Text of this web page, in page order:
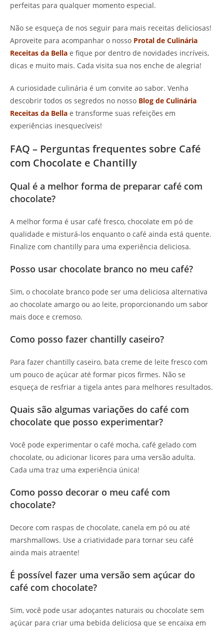
perfeitas para qualquer momento especial.
Não se esqueça de nos seguir para mais receitas deliciosas!
Aproveite para acompanhar o nosso Protal de Culinária
Receitas da Bella e fique por dentro de novidades incríveis,
dicas e muito mais. Cada visita sua nos enche de alegria!
A curiosidade culinária é um convite ao sabor. Venha
descobrir todos os segredos no nosso Blog de Culinária
Receitas da Bella e transforme suas refeições em
experiências inesquecíveis!
FAQ – Perguntas frequentes sobre Café
com Chocolate e Chantilly
Qual é a melhor forma de preparar café com
chocolate?
A melhor forma é usar café fresco, chocolate em pó de
qualidade e misturá-los enquanto o café ainda está quente.
Finalize com chantilly para uma experiência deliciosa.
Posso usar chocolate branco no meu café?
Sim, o chocolate branco pode ser uma deliciosa alternativa
ao chocolate amargo ou ao leite, proporcionando um sabor
mais doce e cremoso.
Como posso fazer chantilly caseiro?
Para fazer chantilly caseiro, bata creme de leite fresco com
um pouco de açúcar até formar picos firmes. Não se
esqueça de resfriar a tigela antes para melhores resultados.
Quais são algumas variações do café com
chocolate que posso experimentar?
Você pode experimentar o café mocha, café gelado com
chocolate, ou adicionar licores para uma versão adulta.
Cada uma traz uma experiência única!
Como posso decorar o meu café com
chocolate?
Decore com raspas de chocolate, canela em pó ou até
marshmallows. Use a criatividade para tornar seu café
ainda mais atraente!
É possível fazer uma versão sem açúcar do
café com chocolate?
Sim, você pode usar adoçantes naturais ou chocolate sem
açúcar para criar uma bebida deliciosa que se encaixa em